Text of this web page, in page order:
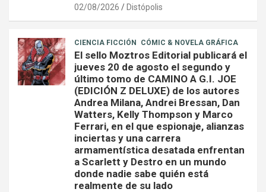
02/08/2026 Distópolis
CIENCIA FICCIÓN CÓMIC & NOVELA GRÁFICA
El sello Moztros Editorial publicará el
jueves 20 de agosto el segundo y
último tomo de CAMINO A G.I. JOE
(EDICIÓN Z DELUXE) de los autores
Andrea Milana, Andrei Bressan, Dan
Watters, Kelly Thompson y Marco
Ferrari, en el que espionaje, alianzas
inciertas y una carrera
armamentística desatada enfrentan
a Scarlett y Destro en un mundo
donde nadie sabe quién está
realmente de su lado